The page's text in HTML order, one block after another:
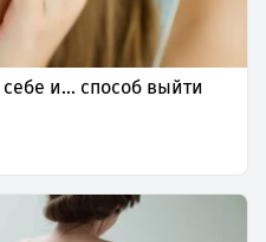
и… способ выйти